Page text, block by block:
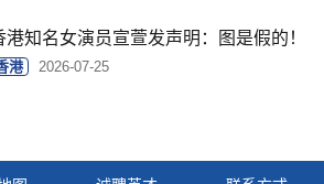
港知名女演员宣萱发声明：图是假的！
港 2026-07-25